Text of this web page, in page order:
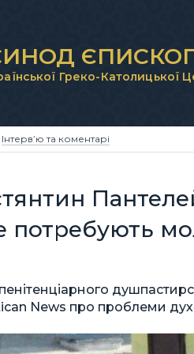
Греко-Католицької
Інтерв’ю та коментарі
потребують
пенітенціарного
News про проблеми